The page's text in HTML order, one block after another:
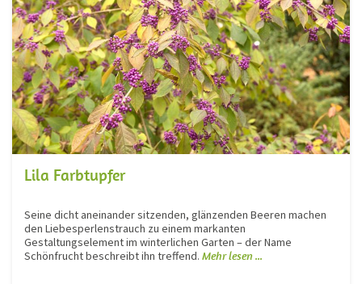
Lila Farbtupfer
Seine dicht aneinander sitzenden, glänzenden Beeren machen
den Liebesperlenstrauch zu einem markanten
Gestaltungselement im winterlichen Garten – der Name
Schönfrucht beschreibt ihn treffend. Mehr lesen ...